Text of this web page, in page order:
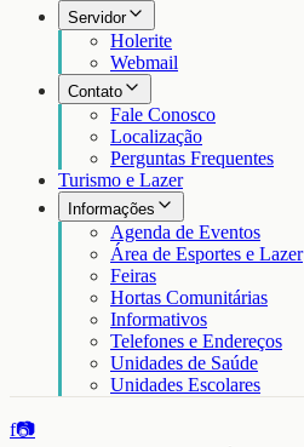
Servidor
Holerite
Webmail
Contato
Fale Conosco
Localização
Perguntas Frequentes
Turismo e Lazer
Informações
Agenda de Eventos
Área de Esportes e Lazer
Feiras
Hortas Comunitárias
Informativos
Telefones e Endereços
Unidades de Saúde
Unidades Escolares
f📷